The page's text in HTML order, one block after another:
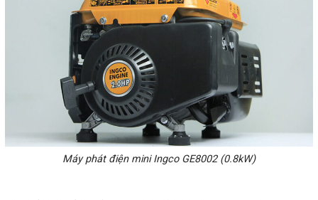
Máy phát điện mini Ingco GE8002 (0.8kW)